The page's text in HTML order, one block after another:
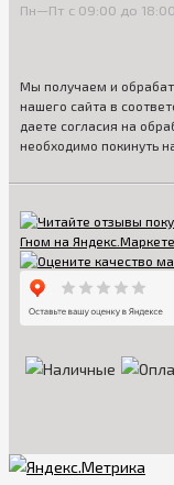
Пн—Пт с 09:00 до 18:00
Мы получаем и
нашего сайта в
даете согласия на
необходимо покинуть